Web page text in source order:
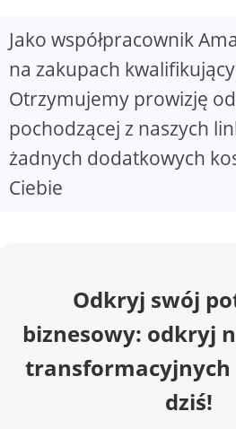
V
i
d
Jako współpracownik
na zakupach
Otrzymujemy prowizję
pochodzącej z naszych
żadnych dodatkowych
Ciebie
Odkryj swój
biznesowy: odkryj
transformacyjnych
dziś!